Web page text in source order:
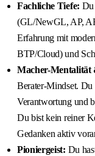
Fachliche Tiefe: Du
(GL/NewGL, AP,
Erfahrung mit
BTP/Cloud) und
Macher-Mentalität
Berater-Mindset. Du
Verantwortung und
Du bist kein reiner
Gedanken aktiv
Pioniergeist: Du